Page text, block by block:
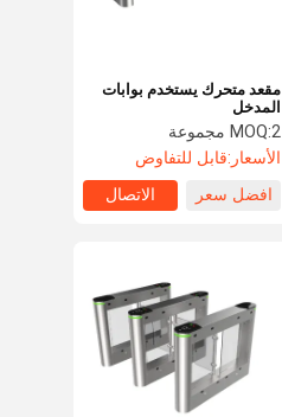
مقعد متحرك يستخدم بوابات
المدخل
MOQ:2 مجموعة
الأسعار:قابل للتفاوض
افضل سعر
الاتصال